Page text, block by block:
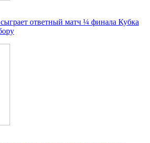
сыграет ответный матч ¼ финала Кубка